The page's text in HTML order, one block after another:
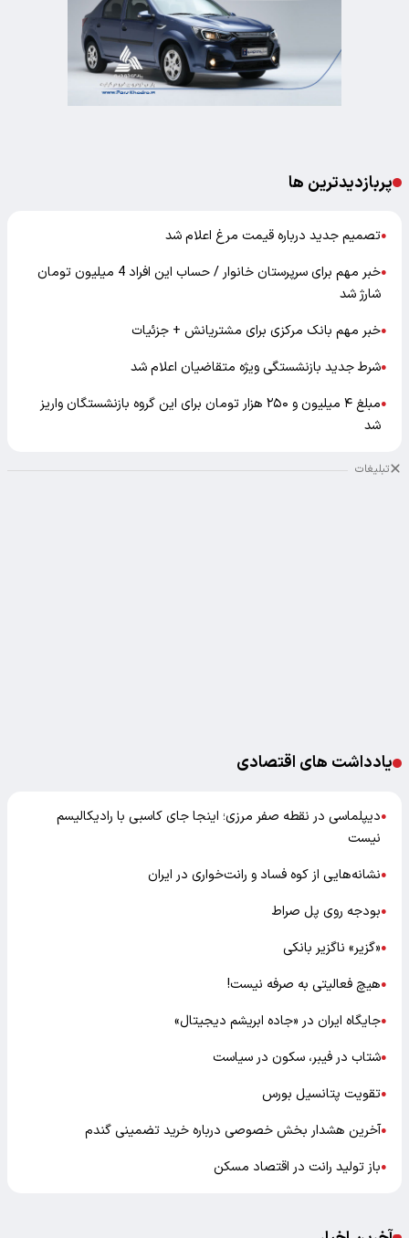
پربازدیدترین ها
●تصمیم جدید درباره قیمت مرغ اعلام شد
●
خبر مهم برای سرپرستان خانوار / حساب این افراد 4 میلیون تومان
شارژ شد
●خبر مهم بانک مرکزی برای مشتریانش + جزئیات
●شرط جدید بازنشستگی ویژه متقاضیان اعلام شد
●
مبلغ ۴ میلیون و ۲۵۰ هزار تومان برای این گروه بازنشستگان واریز
شد
تبلیغات
یادداشت های اقتصادی
●دیپلماسی در نقطه صفر مرزی؛ اینجا جای کاسبی با رادیکالیسم
نیست
●نشانه‌هایی از کوه فساد و رانت‌خواری در ایران
●بودجه روی پل صراط
●«گزیر» ناگزیر بانکی
●هیچ فعالیتی به صرفه نیست!
●جایگاه ایران در «جاده ابریشم دیجیتال»
●شتاب در فیبر، سکون در سیاست
●تقویت پتانسیل بورس
●آخرین هشدار بخش خصوصی درباره خرید تضمینی گندم
●باز تولید رانت در اقتصاد مسکن